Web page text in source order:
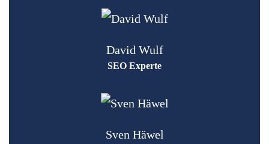
David Wulf
SEO Experte
Sven Häwel